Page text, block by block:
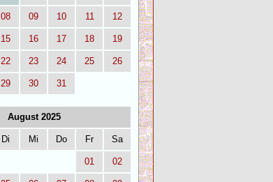
08 09 10 11 12
15 16 17 18 19
22 23 24 25 26
29 30 31
August 2025
Di Mi Do Fr Sa
01 02